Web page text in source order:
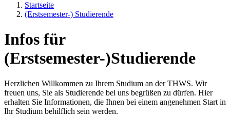
Startseite
(Erstsemester-) Studierende
Infos für
(Erstsemester-)Studierende
Herzlichen Willkommen zu Ihrem Studium an der THWS. Wir
freuen uns, Sie als Studierende bei uns begrüßen zu dürfen. Hier
erhalten Sie Informationen, die Ihnen bei einem angenehmen Start in
Ihr Studium behilflich sein werden.